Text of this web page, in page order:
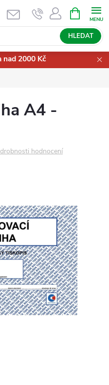
HLEDAT
NÁKUPNÍ
KOŠÍK
nad 2000 Kč
A4 -
hodnocení